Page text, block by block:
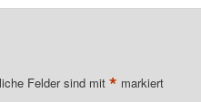
Felder sind mit * markiert